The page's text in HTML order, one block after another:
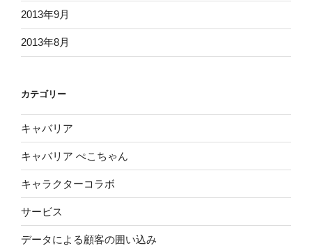
2013年9月
2013年8月
カテゴリー
キャバリア
キャバリア ぺこちゃん
キャラクターコラボ
サービス
データによる顧客の囲い込み